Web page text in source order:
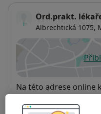
Ord.prakt.
Albrechtická 1075,
Dostupnost
Na této adrese online